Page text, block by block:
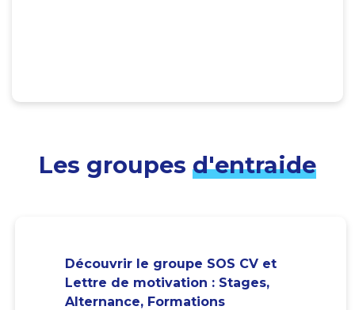
Les groupes d'entraide
Découvrir le groupe SOS CV et
Lettre de motivation : Stages,
Alternance, Formations